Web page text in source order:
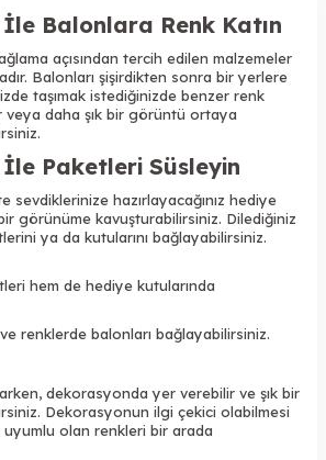
Balonlara Renk Katın
açısından tercih edilen malzemeler
Balonları şişirdikten sonra bir yerlere
taşımak istediğinizde benzer renk
daha şık bir görüntü ortaya
Paketleri Süsleyin
sevdiklerinize hazırlayacağınız hediye
görünüme kavuşturabilirsiniz. Dilediğiniz
ya da kutularını bağlayabilirsiniz.
hem de hediye kutularında
renklerde balonları bağlayabilirsiniz.
dekorasyonda yer verebilir ve şık bir
Dekorasyonun ilgi çekici olabilmesi
uyumlu olan renkleri bir arada